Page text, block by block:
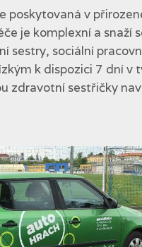
poskytovaná v
je komplexní a snaží
sociální
k dispozici 7 dní v
zdravotní sestřičky